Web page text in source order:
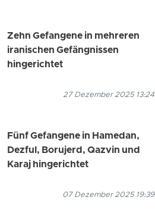
Zehn Gefangene in mehreren
iranischen Gefängnissen
hingerichtet
27 Dezember 2025 13:24
Fünf Gefangene in Hamedan,
Dezful, Borujerd, Qazvin und
Karaj hingerichtet
07 Dezember 2025 19:39